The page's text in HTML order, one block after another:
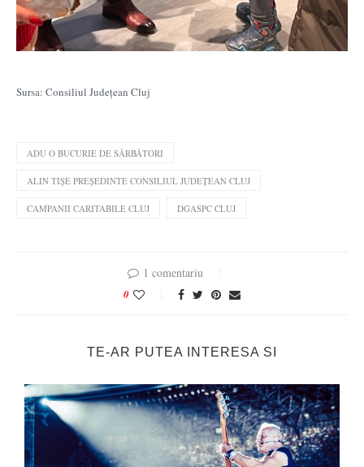
Sursa: Consiliul Județean Cluj
ADU O BUCURIE DE SĂRBĂTORI
ALIN TIȘE PREȘEDINTE CONSILIUL JUDEȚEAN CLUJ
CAMPANII CARITABILE CLUJ DGASPC CLUJ
1 comentariu
0
TE-AR PUTEA INTERESA SI